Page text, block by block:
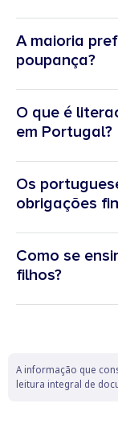
cerca
A maioria
poupança?
poupança/
prazo
aforro
O que é
em Portugal?
Os
obrigações
42%
Como se
filhos?
A informação que
leitura integral de